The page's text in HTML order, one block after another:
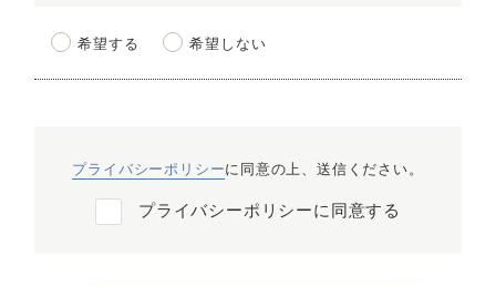
希望する 希望しない
プライバシーポリシーに同意の上、送信ください。
プライバシーポリシーに同意する